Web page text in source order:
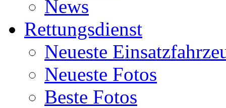
News
Rettungsdienst
Neueste
Neueste Fotos
Beste Fotos